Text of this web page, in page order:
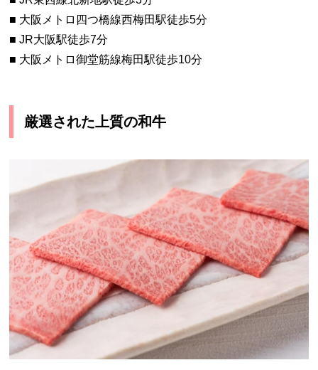
■ 大阪メトロ四つ橋線西梅田駅徒歩5分
■ JR大阪駅徒歩7分
■ 大阪メトロ御堂筋線梅田駅徒歩10分
厳選された上質の和牛